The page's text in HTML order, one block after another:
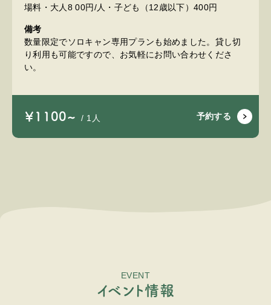
場料・大人8 00円/人・子ども（12歳以下）400円
備考
数量限定でソロキャン専用プランも始めました。貸し切
り利用も可能ですので、お気軽にお問い合わせくださ
い。
￥1100~ / 1人 予約する
EVENT
イベン ト情報